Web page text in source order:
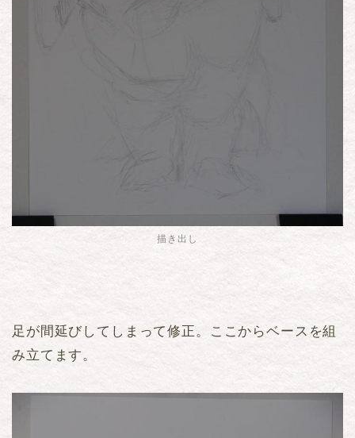
描き出し
足が間延びしてしまって修正。ここからベースを組
み立てます。